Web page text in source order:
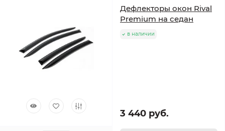
Дефлекторы окон Rival
Premium на седан
в наличии
3 440 руб.